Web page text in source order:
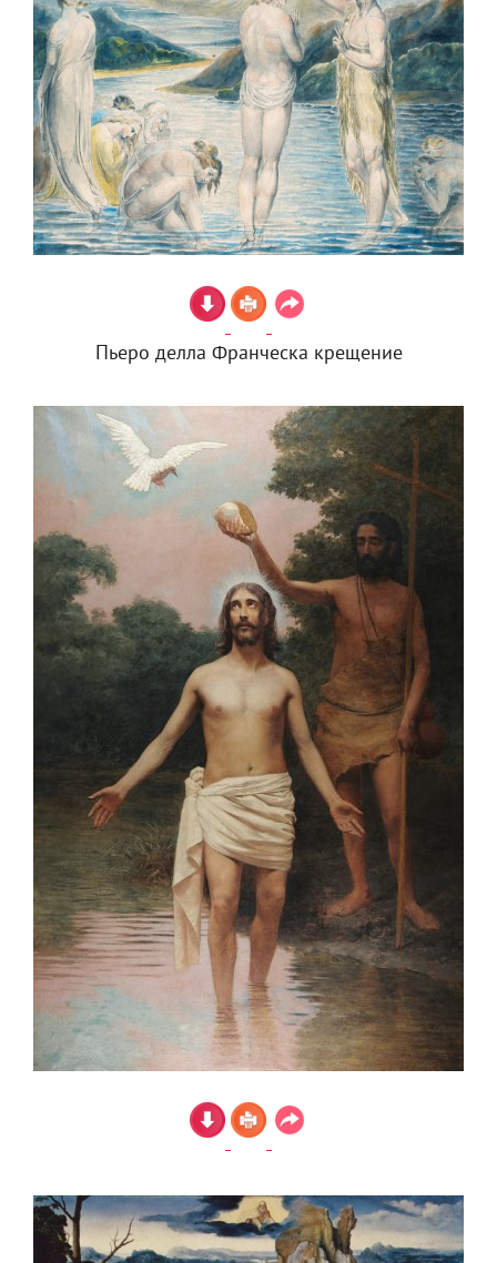
Пьеро делла Франческа крещение